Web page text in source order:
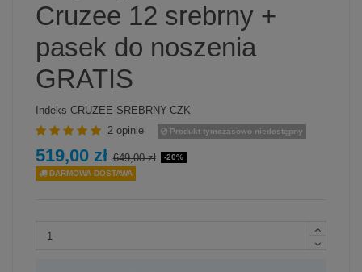
Cruzee 12 srebrny +
pasek do noszenia
GRATIS
Indeks CRUZEE-SREBRNY-CZK
2 opinie
Produkt tymczasowo niedostępny
519,00 zł 649,00 zł
-20%
DARMOWA DOSTAWA